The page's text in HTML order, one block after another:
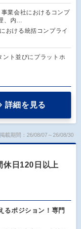
事業会社におけるコンプ
、内…
おける統括コンプライ
ント並びにプラットホ
詳細を見る
掲載期間：26/08/07～26/08/30
休日120日以上
るポジション！専門